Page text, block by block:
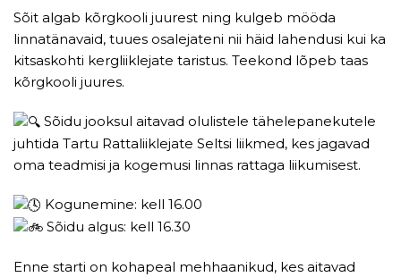
Sõit algab kõrgkooli juurest ning kulgeb mööda
linnatänavaid, tuues osalejateni nii häid lahendusi kui ka
kitsaskohti kergliiklejate taristus. Teekond lõpeb taas
kõrgkooli juures.
Sõidu jooksul aitavad olulistele tähelepanekutele
juhtida Tartu Rattaliiklejate Seltsi liikmed, kes jagavad
oma teadmisi ja kogemusi linnas rattaga liikumisest.
Kogunemine: kell 16.00
Sõidu algus: kell 16.30
Enne starti on kohapeal mehhaanikud, kes aitavad